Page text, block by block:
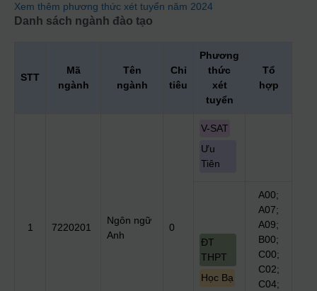
Xem thêm phương thức xét tuyển năm 2024
Danh sách ngành đào tạo
STT
Mã
ngành
Tên
ngành
Chỉ
tiêu
Phương
thức
xét
tuyển
Tổ
hợp
1 7220201
Ngôn ngữ
Anh
0
V-SAT
Ưu
Tiên
ĐT
THPT
Học Bạ
A00;
A07;
A09;
B00;
C00;
C02;
C04;